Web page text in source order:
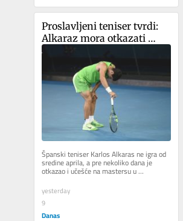
Proslavljeni teniser tvrdi:
Alkaraz mora otkazati
učešće na Ju-Es openu
Španski teniser Karlos Alkaras ne igra od
sredine aprila, a pre nekoliko dana je
otkazao i učešće na mastersu u
yesterday
9
Danas